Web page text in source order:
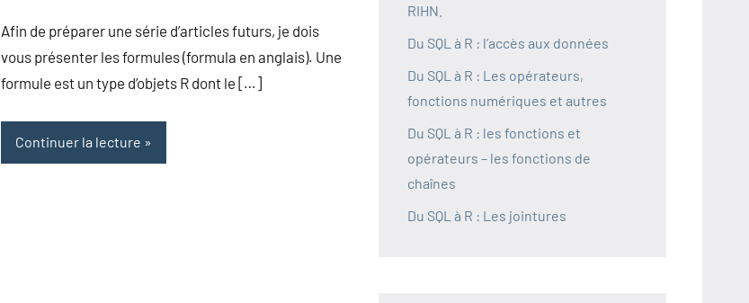
Afin de préparer une série d’articles futurs, je dois
vous présenter les formules (formula en anglais). Une
formule est un type d’objets R dont le […]
Continuer la lecture
RIHN.
Du SQL à R : l’accès aux données
Du SQL à R : Les opérateurs,
fonctions numériques et autres
Du SQL à R : les fonctions et
opérateurs – les fonctions de
chaînes
Du SQL à R : Les jointures